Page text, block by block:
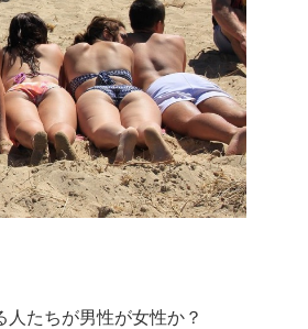
たちが男性が女性か？